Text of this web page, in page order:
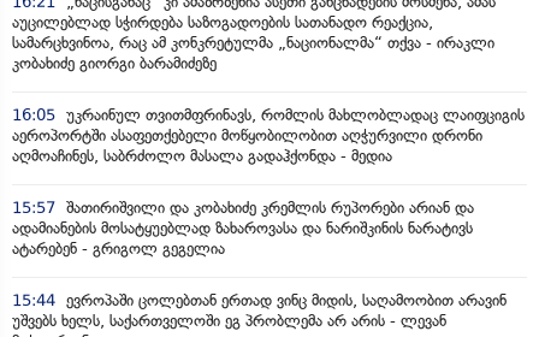
აუცილებლად სჭირდება საზოგადოების სათანადო რეაქცია,
სამარცხვინოა, რაც ამ კონკრეტულმა „ნაციონალმა“ თქვა - ირაკლი
კობახიძე გიორგი ბარამიძეზე
16:05 უკრაინულ თვითმფრინავს, რომლის მახლობლადაც ლაიფციგის
აეროპორტში ასაფეთქებელი მოწყობილობით აღჭურვილი დრონი
აღმოაჩინეს, საბრძოლო მასალა გადაჰქონდა - მედია
15:57 შათირიშვილი და კობახიძე კრემლის რუპორები არიან და
ადამიანების მოსატყუებლად ზახაროვასა და ნარიშკინის ნარატივს
ატარებენ - გრიგოლ გეგელია
15:44 ევროპაში ცოლებთან ერთად ვინც მიდის, საღამოობით არავინ
უშვებს ხელს, საქართველოში ეგ პრობლემა არ არის - ლევან